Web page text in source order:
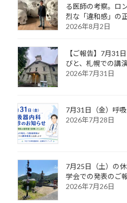
る医師の考察。ロ
烈な「違和感」の
2026年8月2日
【ご報告】7月31
びと、札幌での講
2026年7月31日
7月31日（金）呼
2026年7月28日
7月25日（土）の
学会での発表のご
2026年7月26日